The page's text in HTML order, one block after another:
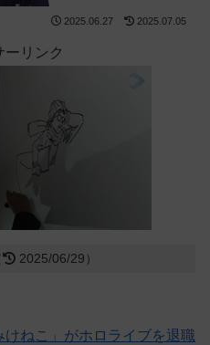
2025.06.27 2025.07.05
ーリンク
2025/06/29）
けねこ」がホロライブを退職